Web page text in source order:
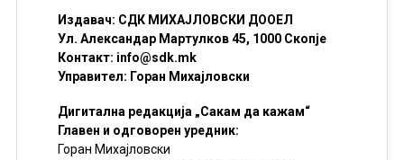
Издавач: СДК МИХАЈЛОВСКИ ДООЕЛ
Ул. Александар Мартулков 45, 1000 Скопје
Контакт: info@sdk.mk
Управител: Горан Михајловски
Дигитална редакција „Сакам да кажам“
Главен и одговорен уредник:
Горан Михајловски